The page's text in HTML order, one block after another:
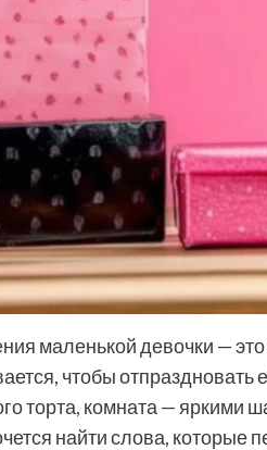
маленькой девочки —
чтобы
торта, комната — яркими
найти слова, которые